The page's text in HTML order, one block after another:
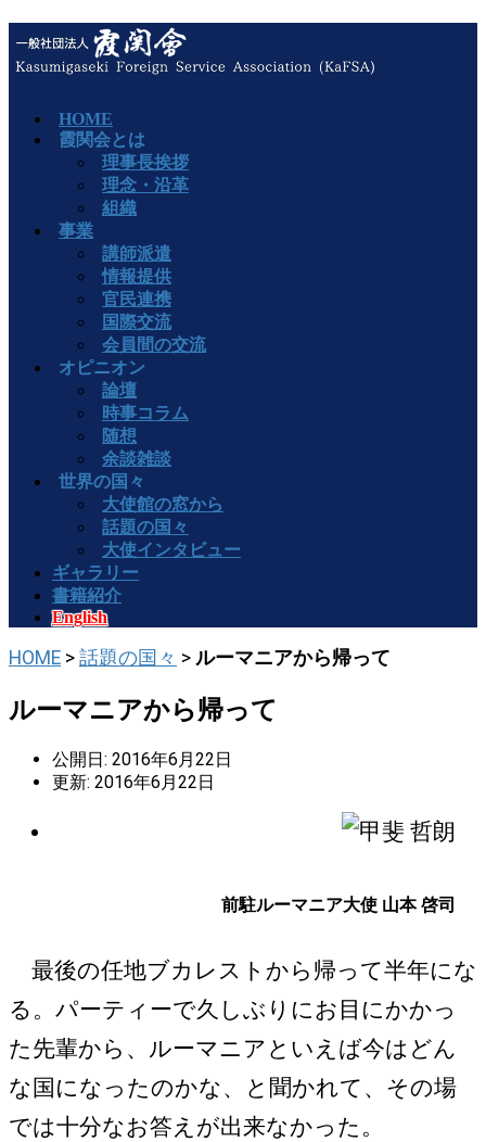
HOME
霞関会とは
理事長挨拶
理念・沿革
組織
事業
講師派遣
情報提供
官民連携
国際交流
会員間の交流
オピニオン
論壇
時事コラム
随想
余談雑談
世界の国々
大使館の窓から
話題の国々
大使インタビュー
ギャラリー
書籍紹介
English
HOME > 話題の国々 > ルーマニアから帰って
ルーマニアから帰って
公開日: 2016年6月22日
更新: 2016年6月22日
前駐ルーマニア大使 山本 啓司
最後の任地ブカレストから帰って半年にな
る。パーティーで久しぶりにお目にかかっ
た先輩から、ルーマニアといえば今はどん
な国になったのかな、と聞かれて、その場
では十分なお答えが出来なかった。